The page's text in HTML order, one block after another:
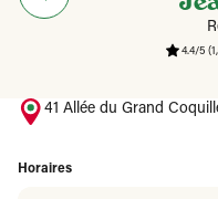
4.4/5
41 Allée du Grand
Horaires